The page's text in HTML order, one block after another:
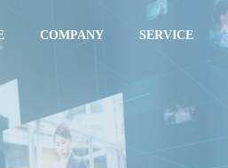
COMPANY SERVICE